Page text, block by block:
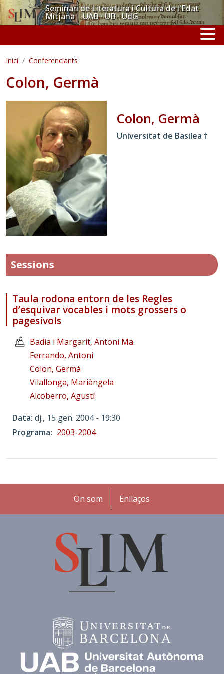
Vés al contingutSeminari de Literatura i Cultura de l'Edat
Mitjana UAB · UB · UdG
Inici Conferenciants
Colon, Germà
Colon, Germà
Universitat de Basilea †
Sessions
Taula rodona entorn de les Regles
d’esquivar vocables i mots grossers o
pagesívols
Badia i Margarit, Antoni Ma.
Ferrando, Antoni
Colon, Germà
Vilallonga, Mariàngela
Alcoberro, Agustí
Data dj., 15 gen. 2004 - 19:30
Programa
2003-2004
Peu
On som Enllaços